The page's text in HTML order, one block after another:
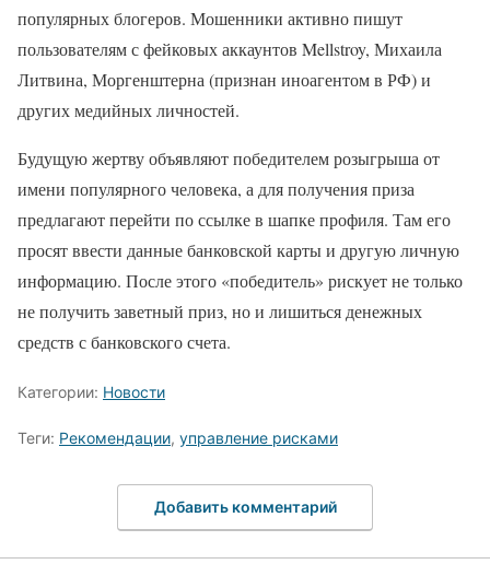
популярных блогеров. Мошенники активно пишут
пользователям с фейковых аккаунтов Mellstroy, Михаила
Литвина, Моргенштерна (признан иноагентом в РФ) и
других медийных личностей.
Будущую жертву объявляют победителем розыгрыша от
имени популярного человека, а для получения приза
предлагают перейти по ссылке в шапке профиля. Там его
просят ввести данные банковской карты и другую личную
информацию. После этого «победитель» рискует не только
не получить заветный приз, но и лишиться денежных
средств с банковского счета.
Категории: Новости
Теги: Рекомендации, управление рисками
Добавить комментарий